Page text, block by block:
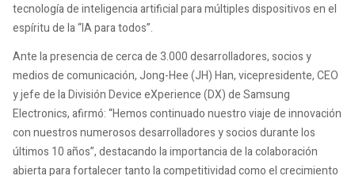
tecnología de inteligencia artificial para múltiples dispositivos en el
espíritu de la “IA para todos”.
Ante la presencia de cerca de 3.000 desarrolladores, socios y
medios de comunicación, Jong-Hee (JH) Han, vicepresidente, CEO
y jefe de la División Device eXperience (DX) de Samsung
Electronics, afirmó: “Hemos continuado nuestro viaje de innovación
con nuestros numerosos desarrolladores y socios durante los
últimos 10 años”, destacando la importancia de la colaboración
abierta para fortalecer tanto la competitividad como el crecimiento